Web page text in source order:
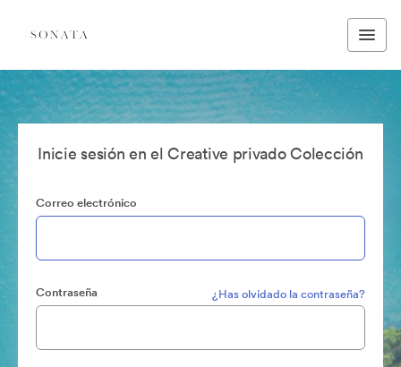
Inicie sesión en el Creative privado Colección
Correo electrónico
Contraseña ¿Has olvidado la contraseña?